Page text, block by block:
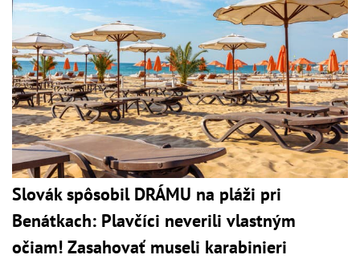
Slovák spôsobil DRÁMU na pláži pri
Benátkach: Plavčíci neverili vlastným
očiam! Zasahovať museli karabinieri